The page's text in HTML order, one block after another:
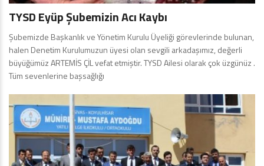
TYSD Eyüp Şubemizin Acı Kaybı
Şubemizde Başkanlık ve Yönetim Kurulu Üyeliği görevlerinde bulunan,
halen Denetim Kurulumuzun üyesi olan sevgili arkadaşımız, değerli
büyüğümüz ARTEMİS ÇİL vefat etmiştir. TYSD Ailesi olarak çok üzgünüz .
Tüm sevenlerine başsağlığı